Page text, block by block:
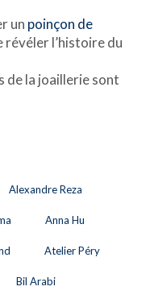
un poinçon de
révéler l’histoire du
de la joaillerie sont
Alexandre Reza
Anna Hu
Atelier Péry
Bil Arabi